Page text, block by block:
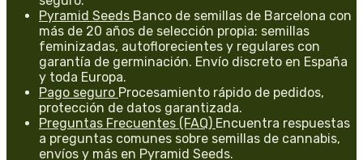
Pyramid Seeds Banco de semillas de Barcelona con
más de 20 años de selección propia: semillas
feminizadas, autoflorecientes y regulares con
garantía de germinación. Envío discreto en España
y toda Europa.
Pago seguro Procesamiento rápido de pedidos,
protección de datos garantizada.
Preguntas Frecuentes (FAQ) Encuentra respuestas
a preguntas comunes sobre semillas de cannabis,
envíos y más en Pyramid Seeds.